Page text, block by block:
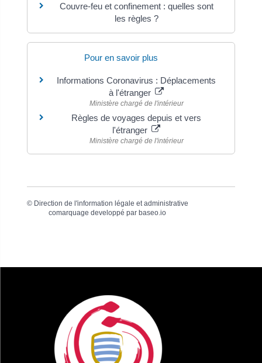
Couvre-feu et confinement : quelles sont
les règles ?
Pour en savoir plus
Informations Coronavirus : Déplacements
à l'étranger
Ministère chargé de l'intérieur
Règles de voyages depuis et vers
l'étranger
Ministère chargé de l'intérieur
© Direction de l'information légale et administrative
comarquage developpé par baseo.io